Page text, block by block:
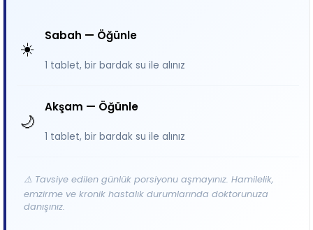
☀️
Sabah — Öğünle
1 tablet, bir bardak su ile alınız
🌙
Akşam — Öğünle
1 tablet, bir bardak su ile alınız
⚠️ Tavsiye edilen günlük porsiyonu aşmayınız. Hamilelik,
emzirme ve kronik hastalık durumlarında doktorunuza
danışınız.